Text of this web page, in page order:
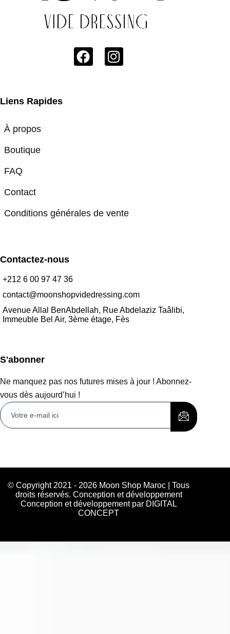
Liens Rapides
À propos
Boutique
FAQ
Contact
Conditions générales de vente
Contactez-nous
+212 6 00 97 47 36
contact@moonshopvidedressing.com
Avenue Allal BenAbdellah, Rue Abdelaziz Taâlibi,
Immeuble Bel Air, 3ème étage, Fès
S'abonner
Ne manquez pas nos futures mises à jour ! Abonnez-
vous dès aujourd’hui !
© Copyright 2021 - 2026 Moon Shop Maroc | Tous
droits réservés. Conception et développement
Conception et développement par DIGITAL
CONCEPT